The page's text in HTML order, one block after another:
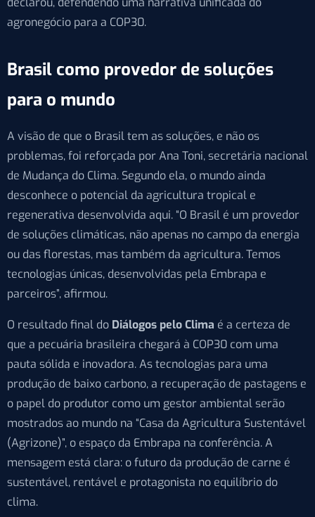
agronegócio para a COP30.
Brasil como provedor de soluções
para o mundo
A visão de que o Brasil tem as soluções, e não os
problemas, foi reforçada por Ana Toni, secretária nacional
de Mudança do Clima. Segundo ela, o mundo ainda
desconhece o potencial da agricultura tropical e
regenerativa desenvolvida aqui. “O Brasil é um provedor
de soluções climáticas, não apenas no campo da energia
ou das florestas, mas também da agricultura. Temos
tecnologias únicas, desenvolvidas pela Embrapa e
parceiros”, afirmou.
O resultado final do Diálogos pelo Clima é a certeza de
que a pecuária brasileira chegará à COP30 com uma
pauta sólida e inovadora. As tecnologias para uma
produção de baixo carbono, a recuperação de pastagens e
o papel do produtor como um gestor ambiental serão
mostrados ao mundo na “Casa da Agricultura Sustentável
(Agrizone)”, o espaço da Embrapa na conferência. A
mensagem está clara: o futuro da produção de carne é
sustentável, rentável e protagonista no equilíbrio do
clima.